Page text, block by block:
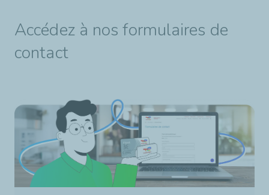
Accédez à nos formulaires de
contact